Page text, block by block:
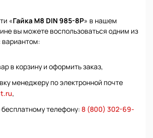
«Гайка М8 DIN 985-8P» в нашем
вы можете воспользоваться одним из
вариантом:
в корзину и оформить заказ,
менеджеру по электронной почте
,
бесплатному телефону: 8 (800) 302-69-